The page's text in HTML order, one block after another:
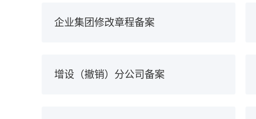
企业集团修改章程备案
增设（撤销）分公司备案